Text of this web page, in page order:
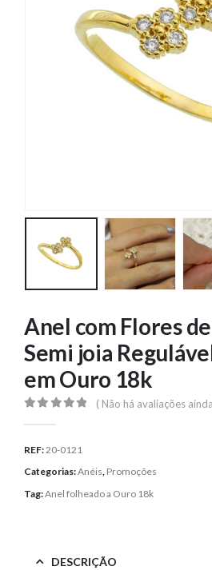
Anel com Flores
Semi joia
em Ouro 18k
( Não há avaliações
REF:20-0121
Categorias:Anéis, Promoções
Tag:Anel folheado a Ouro 18k
DESCRIÇÃO